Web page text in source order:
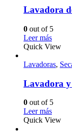
Lavadora
0 out of 5
Leer más
Quick View
Lavadoras,
Lavadora y
0 out of 5
Leer más
Quick View